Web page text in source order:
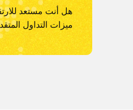
هل أنت مستعد
ميزات التداول